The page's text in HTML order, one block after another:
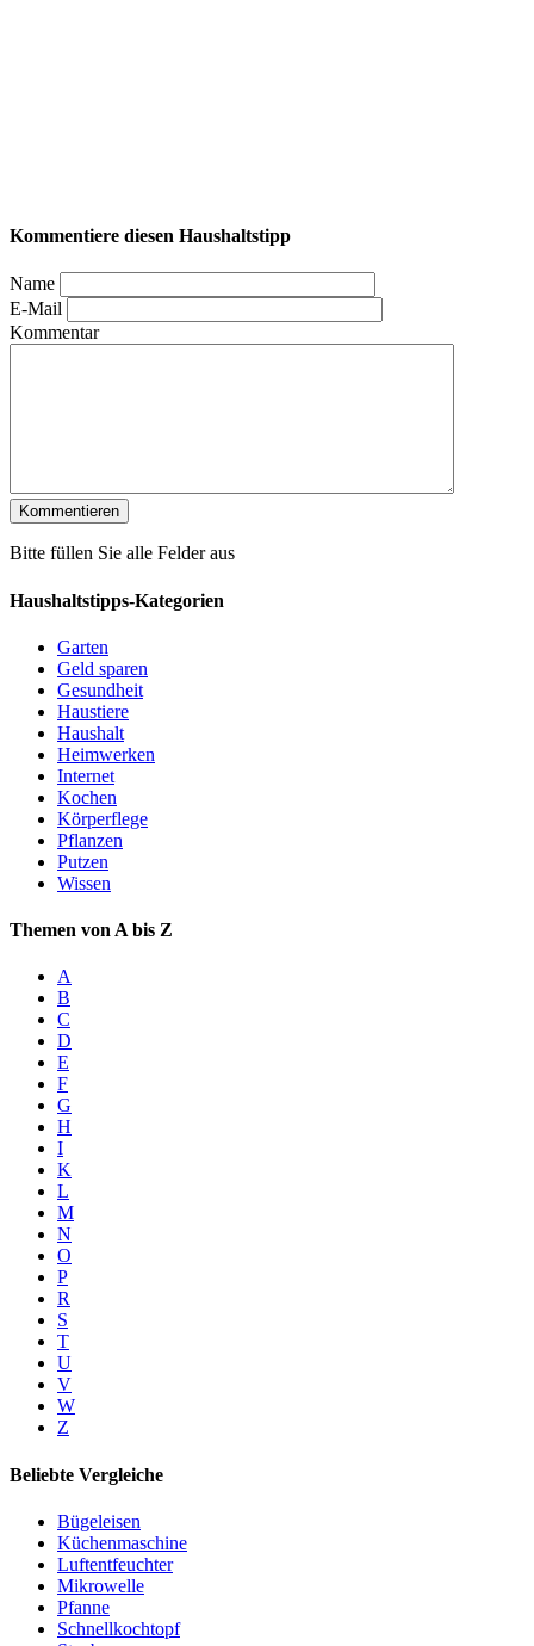
Kommentiere diesen Haushaltstipp
Name
E-Mail
Kommentar
Bitte füllen Sie alle Felder aus
Haushaltstipps-Kategorien
Garten
Geld sparen
Gesundheit
Haustiere
Haushalt
Heimwerken
Internet
Kochen
Körperflege
Pflanzen
Putzen
Wissen
Themen von A bis Z
A
B
C
D
E
F
G
H
I
K
L
M
N
O
P
R
S
T
U
V
W
Z
Beliebte Vergleiche
Bügeleisen
Küchenmaschine
Luftentfeuchter
Mikrowelle
Pfanne
Schnellkochtopf